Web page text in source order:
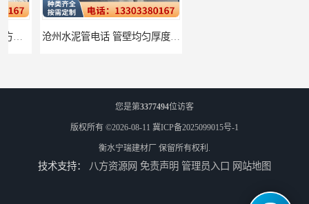
沧州水泥管电话 管壁均匀厚度一致
您是第3377494位访客
版权所有 ©2026-08-11 冀ICP备2025099015号-1
衡水宁瑞建材厂 保留所有权利.
技术支持： 八方资源网 免责声明 管理员入口 网站地图